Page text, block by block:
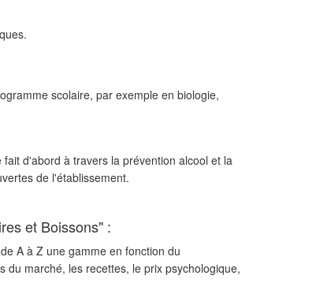
scolaire, par exemple en biologie,
d'abord à travers la prévention alcool et la
de l'établissement.
et Boissons" :
A à Z une gamme en fonction du
marché, les recettes, le prix psychologique,